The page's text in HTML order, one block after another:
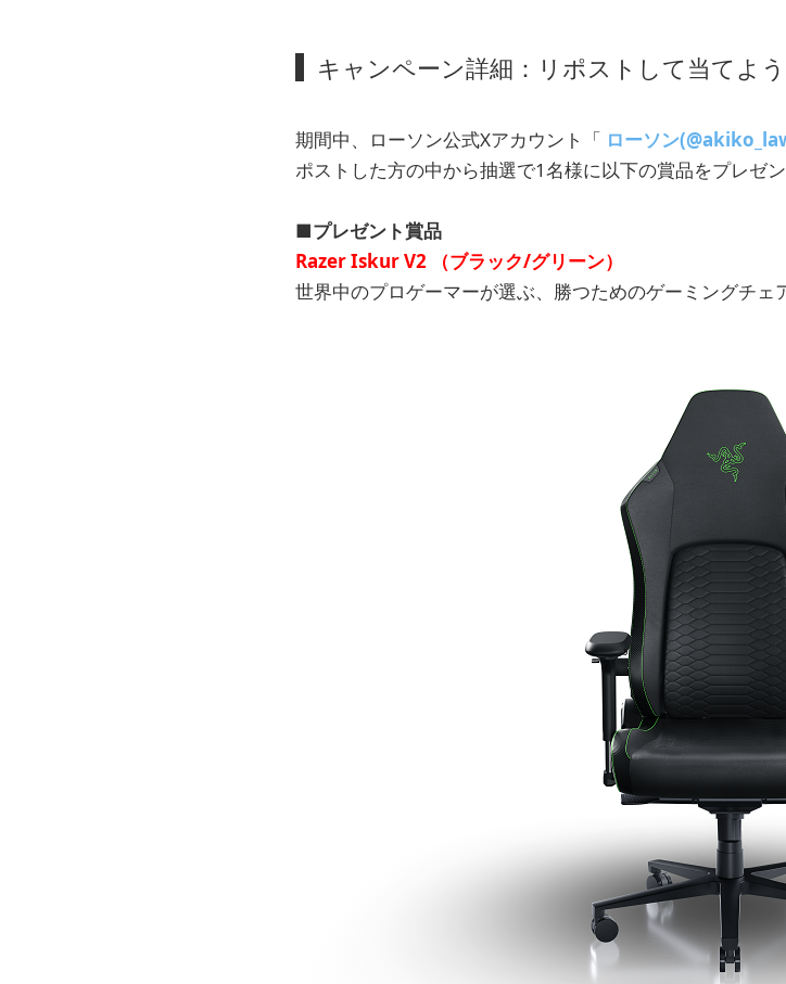
キャンペーン詳細：リポストして当てよう
期間中、ローソン公式Xアカウント「 ローソン
ポストした方の中から抽選で1名様に以下の賞品をプレゼン
■プレゼント賞品
Razer Iskur V2 （ブラック/グリーン）
世界中のプロゲーマーが選ぶ、勝つためのゲーミングチェア